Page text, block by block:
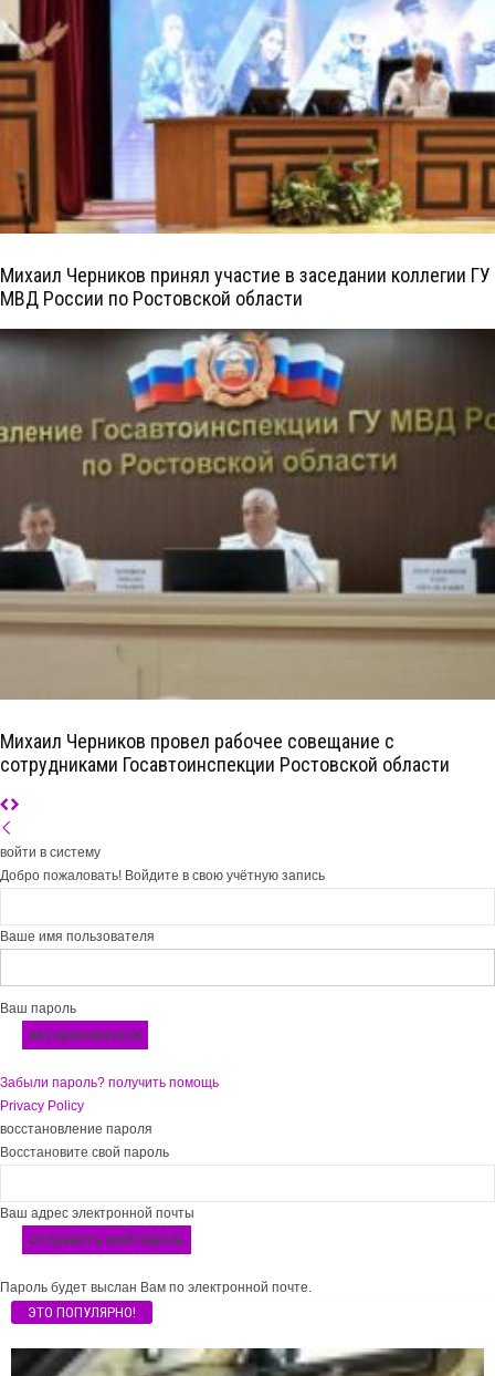
Михаил Черников принял участие в заседании коллегии ГУ
МВД России по Ростовской области
Михаил Черников провел рабочее совещание с
сотрудниками Госавтоинспекции Ростовской области
войти в систему
Добро пожаловать! Войдите в свою учётную запись
Ваше имя пользователя
Ваш пароль
Забыли пароль? получить помощь
Privacy Policy
восстановление пароля
Восстановите свой пароль
Ваш адрес электронной почты
Пароль будет выслан Вам по электронной почте.
ЭТО ПОПУЛЯРНО!